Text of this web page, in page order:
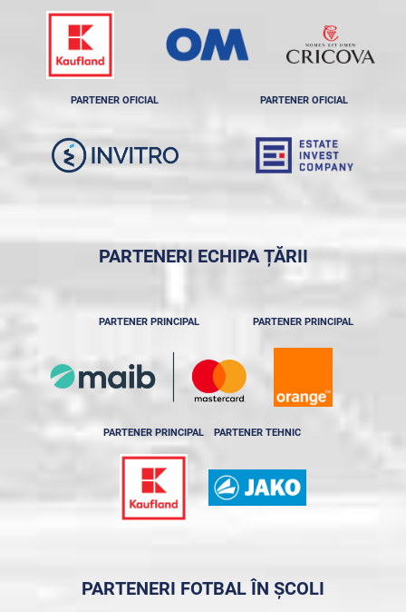
PARTENER OFICIAL PARTENER OFICIAL
PARTENERI ECHIPA ȚĂRII
PARTENER PRINCIPAL PARTENER PRINCIPAL
PARTENER PRINCIPAL PARTENER TEHNIC
PARTENERI FOTBAL ÎN ȘCOLI